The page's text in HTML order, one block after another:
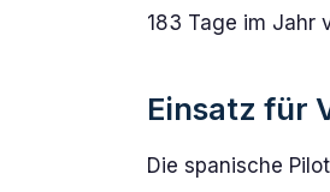
183 Tage im Jahr
Einsatz für
Die spanische